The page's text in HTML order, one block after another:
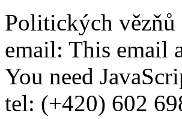
Politických vězňů
email: This email
You need
tel: (+420) 602